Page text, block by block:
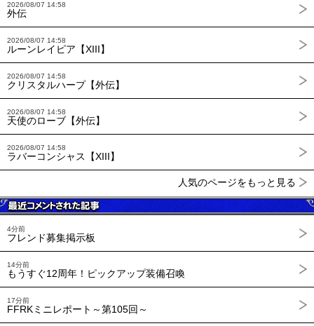
2026/08/07 14:58
外伝
2026/08/07 14:58
ルーンレイピア【XIII】
2026/08/07 14:58
クリスタルハープ【外伝】
2026/08/07 14:58
天使のローブ【外伝】
2026/08/07 14:58
ラバーコンシャス【XIII】
人気のページをもっと見る
4分前
フレンド募集掲示板
14分前
もうすぐ12周年！ピックアップ装備召喚
17分前
FFRKミニレポート～第105回～